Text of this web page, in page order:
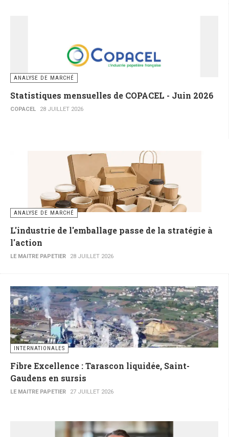
ANALYSE DE MARCHÉ
Statistiques mensuelles de COPACEL - Juin 2026
COPACEL 28 JUILLET 2026
ANALYSE DE MARCHÉ
L'industrie de l'emballage passe de la stratégie à
l'action
LE MAITRE PAPETIER 28 JUILLET 2026
INTERNATIONALES
Fibre Excellence : Tarascon liquidée, Saint-
Gaudens en sursis
LE MAITRE PAPETIER 27 JUILLET 2026